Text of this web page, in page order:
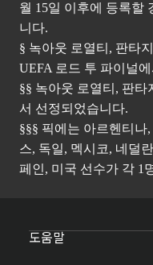
월 15일 이후에 등록할
니다.
§ 녹아웃 로열티, 판타
UEFA 로드 투 파이널
§§ 녹아웃 로열티, 판타
서 선정되었습니다.
§§§ 픽에는 아르헨티
스, 독일, 멕시코, 네덜
페인, 미국 선수가 각 1
도움말